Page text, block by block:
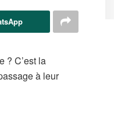
? C’est la
à leur